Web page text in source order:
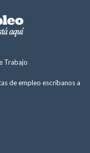
Trabajo
de empleo escríbanos a